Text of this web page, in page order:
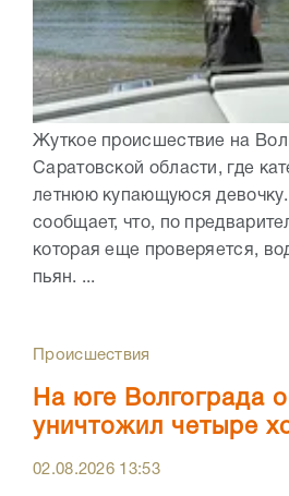
Жуткое происшествие на
Саратовской области, где
летнюю купающуюся
сообщает, что, по
которая еще проверяется,
пьян. ...
Происшествия
На юге Волгограда
уничтожил четыре
02.08.2026 13:53